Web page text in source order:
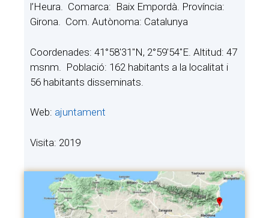
l’Heura. Comarca: Baix Empordà. Província:
Girona. Com. Autònoma: Catalunya
Coordenades: 41°58′31″N, 2°59′54″E. Altitud: 47
msnm. Població: 162 habitants a la localitat i
56 habitants disseminats.
Web: ajuntament
Visita: 2019